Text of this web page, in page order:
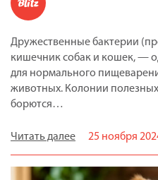
Дружественные бактерии
кишечник собак и кошек, —
для нормального
животных. Колонии
борются…
Читать далее 25 ноября